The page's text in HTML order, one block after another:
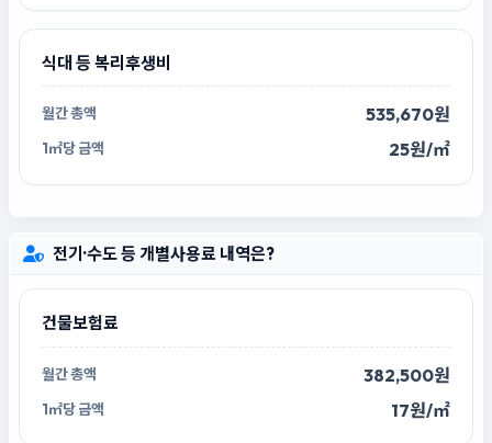
식대 등 복리후생비
535,670원
25원/㎡
전기·수도 등 개별사용료 내역은?
건물보험료
382,500원
17원/㎡